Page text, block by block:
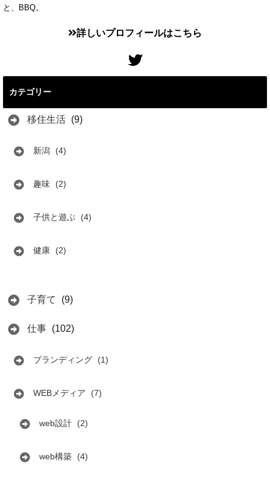
と、BBQ。
詳しいプロフィールはこちら
カテゴリー
移住生活 (9)
新潟 (4)
趣味 (2)
子供と遊ぶ (4)
健康 (2)
子育て (9)
仕事 (102)
ブランディング (1)
WEBメディア (7)
web設計 (2)
web構築 (4)